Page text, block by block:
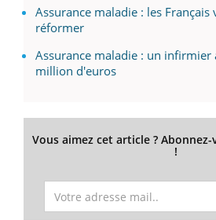
Assurance maladie : les Français
réformer
Assurance maladie : un infirmier
million d'euros
Vous aimez cet article ?
!